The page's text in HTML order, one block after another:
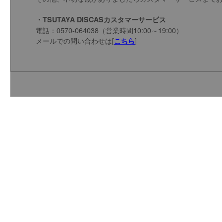
・TSUTAYA DISCASカスタマーサービス
電話：0570-064038（営業時間10:00
メールでの問い合わせは[こちら]